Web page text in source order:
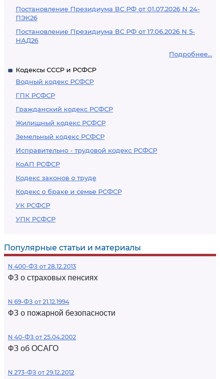
Постановление Президиума ВС РФ от 01.07.2026 N 24-
ПЭК26
Постановление Президиума ВС РФ от 17.06.2026 N 5-
НАД26
Подробнее...
Кодексы СССР и РСФСР
Водный кодекс РСФСР
ГПК РСФСР
Гражданский кодекс РСФСР
Жилищный кодекс РСФСР
Земельный кодекс РСФСР
Исправительно - трудовой кодекс РСФСР
КоАП РСФСР
Кодекс законов о труде
Кодекс о браке и семье РСФСР
УК РСФСР
УПК РСФСР
Популярные статьи и материалы
N 400-ФЗ от 28.12.2013
ФЗ о страховых пенсиях
N 69-ФЗ от 21.12.1994
ФЗ о пожарной безопасности
N 40-ФЗ от 25.04.2002
ФЗ об ОСАГО
N 273-ФЗ от 29.12.2012